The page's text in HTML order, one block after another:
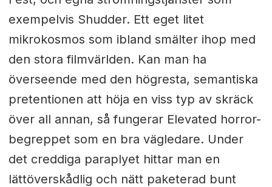
exempelvis Shudder. Ett eget litet
mikrokosmos som ibland smälter ihop med
den stora filmvärlden. Kan man ha
överseende med den högresta, semantiska
pretentionen att höja en viss typ av skräck
över all annan, så fungerar Elevated horror-
begreppet som en bra vägledare. Under
det creddiga paraplyet hittar man en
lättöverskådlig och nätt paketerad bunt